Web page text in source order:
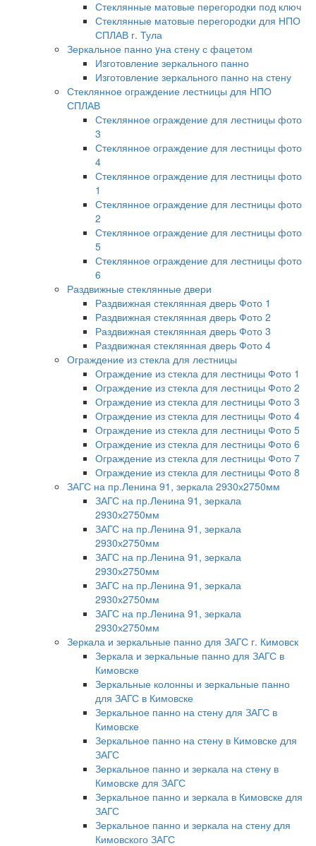
Стеклянные матовые перегородки под ключ
Стеклянные матовые перегородки для НПО
СПЛАВ г. Тула
Зеркальное панно yна стену с фацетом
Изготовление зеркального панно
Изготовление зеркального панно на стену
Стеклянное ограждение лестницы для НПО
СПЛАВ
Стеклянное ограждение для лестницы фото
3
Стеклянное ограждение для лестницы фото
4
Стеклянное ограждение для лестницы фото
1
Стеклянное ограждение для лестницы фото
2
Стеклянное ограждение для лестницы фото
5
Стеклянное ограждение для лестницы фото
6
Раздвижные стеклянные двери
Раздвижная стеклянная дверь Фото 1
Раздвижная стеклянная дверь Фото 2
Раздвижная стеклянная дверь Фото 3
Раздвижная стеклянная дверь Фото 4
Ограждение из стекла для лестницы
Ограждение из стекла для лестницы Фото 1
Ограждение из стекла для лестницы Фото 2
Ограждение из стекла для лестницы Фото 3
Ограждение из стекла для лестницы Фото 4
Ограждение из стекла для лестницы Фото 5
Ограждение из стекла для лестницы Фото 6
Ограждение из стекла для лестницы Фото 7
Ограждение из стекла для лестницы Фото 8
ЗАГС на пр.Ленина 91, зеркала 2930х2750мм
ЗАГС на пр.Ленина 91, зеркала
2930х2750мм
ЗАГС на пр.Ленина 91, зеркала
2930х2750мм
ЗАГС на пр.Ленина 91, зеркала
2930х2750мм
ЗАГС на пр.Ленина 91, зеркала
2930х2750мм
ЗАГС на пр.Ленина 91, зеркала
2930х2750мм
Зеркала и зеркальные панно для ЗАГС г. Кимовск
Зеркала и зеркальные панно для ЗАГС в
Кимовске
Зеркальные колонны и зеркальные панно
для ЗАГС в Кимовске
Зеркальное панно на стену для ЗАГС в
Кимовске
Зеркальное панно на стену в Кимовске для
ЗАГС
Зеркальное панно и зеркала на стену в
Кимовске для ЗАГС
Зеркальное панно и зеркала в Кимовске для
ЗАГС
Зеркальное панно и зеркала на стену для
Кимовского ЗАГС